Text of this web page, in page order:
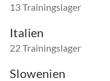
13 Trainingslager
Italien
22 Trainingslager
Slowenien